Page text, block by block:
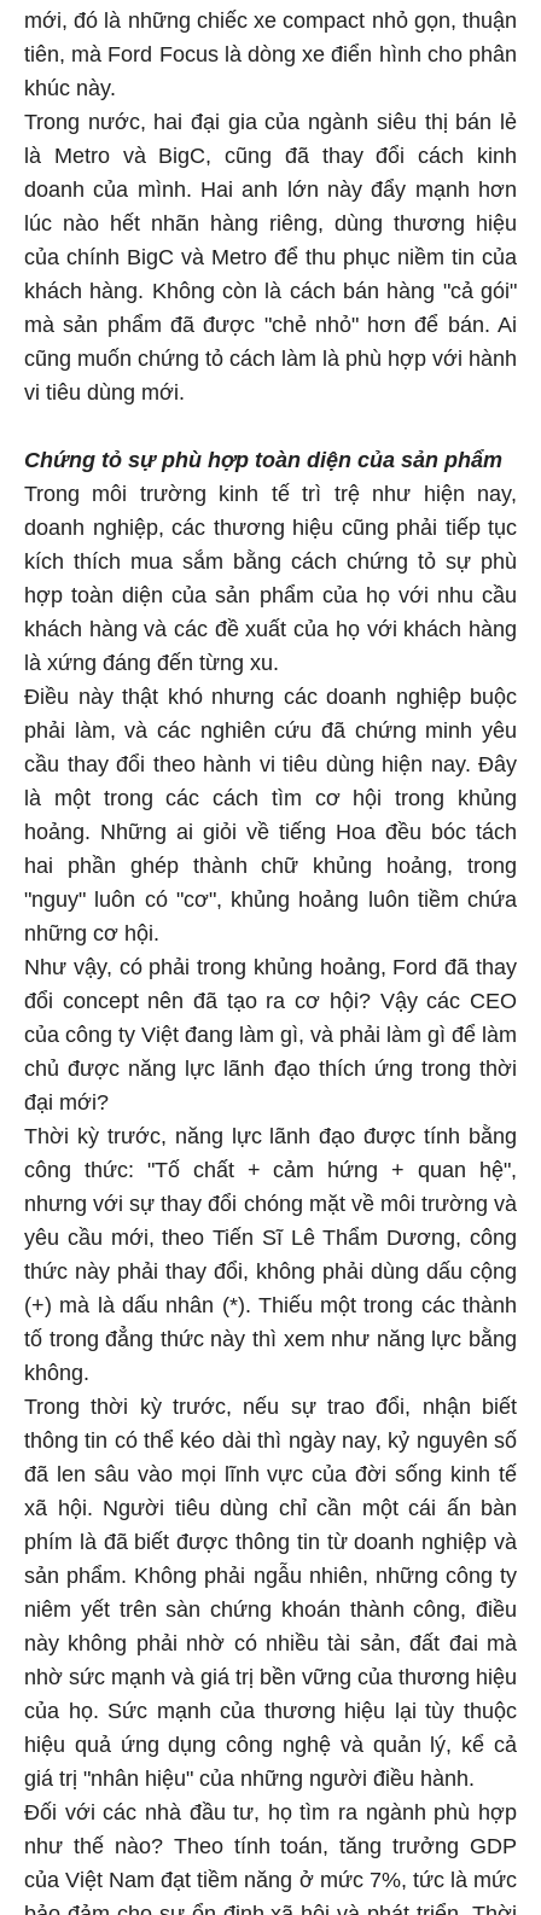
mới, đó là những chiếc xe compact nhỏ gọn, thuận
tiên, mà Ford Focus là dòng xe điển hình cho phân
khúc này.
Trong nước, hai đại gia của ngành siêu thị bán lẻ
là Metro và BigC, cũng đã thay đổi cách kinh
doanh của mình. Hai anh lớn này đẩy mạnh hơn
lúc nào hết nhãn hàng riêng, dùng thương hiệu
của chính BigC và Metro để thu phục niềm tin của
khách hàng. Không còn là cách bán hàng "cả gói"
mà sản phẩm đã được "chẻ nhỏ" hơn để bán. Ai
cũng muốn chứng tỏ cách làm là phù hợp với hành
vi tiêu dùng mới.
Chứng tỏ sự phù hợp toàn diện của sản phẩm
Trong môi trường kinh tế trì trệ như hiện nay,
doanh nghiệp, các thương hiệu cũng phải tiếp tục
kích thích mua sắm bằng cách chứng tỏ sự phù
hợp toàn diện của sản phẩm của họ với nhu cầu
khách hàng và các đề xuất của họ với khách hàng
là xứng đáng đến từng xu.
Điều này thật khó nhưng các doanh nghiệp buộc
phải làm, và các nghiên cứu đã chứng minh yêu
cầu thay đổi theo hành vi tiêu dùng hiện nay. Đây
là một trong các cách tìm cơ hội trong khủng
hoảng. Những ai giỏi về tiếng Hoa đều bóc tách
hai phần ghép thành chữ khủng hoảng, trong
"nguy" luôn có "cơ", khủng hoảng luôn tiềm chứa
những cơ hội.
Như vậy, có phải trong khủng hoảng, Ford đã thay
đổi concept nên đã tạo ra cơ hội? Vậy các CEO
của công ty Việt đang làm gì, và phải làm gì để làm
chủ được năng lực lãnh đạo thích ứng trong thời
đại mới?
Thời kỳ trước, năng lực lãnh đạo được tính bằng
công thức: "Tố chất + cảm hứng + quan hệ",
nhưng với sự thay đổi chóng mặt về môi trường và
yêu cầu mới, theo Tiến Sĩ Lê Thẩm Dương, công
thức này phải thay đổi, không phải dùng dấu cộng
(+) mà là dấu nhân (*). Thiếu một trong các thành
tố trong đẳng thức này thì xem như năng lực bằng
không.
Trong thời kỳ trước, nếu sự trao đổi, nhận biết
thông tin có thể kéo dài thì ngày nay, kỷ nguyên số
đã len sâu vào mọi lĩnh vực của đời sống kinh tế
xã hội. Người tiêu dùng chỉ cần một cái ấn bàn
phím là đã biết được thông tin từ doanh nghiệp và
sản phẩm. Không phải ngẫu nhiên, những công ty
niêm yết trên sàn chứng khoán thành công, điều
này không phải nhờ có nhiều tài sản, đất đai mà
nhờ sức mạnh và giá trị bền vững của thương hiệu
của họ. Sức mạnh của thương hiệu lại tùy thuộc
hiệu quả ứng dụng công nghệ và quản lý, kể cả
giá trị "nhân hiệu" của những người điều hành.
Đối với các nhà đầu tư, họ tìm ra ngành phù hợp
như thế nào? Theo tính toán, tăng trưởng GDP
của Việt Nam đạt tiềm năng ở mức 7%, tức là mức